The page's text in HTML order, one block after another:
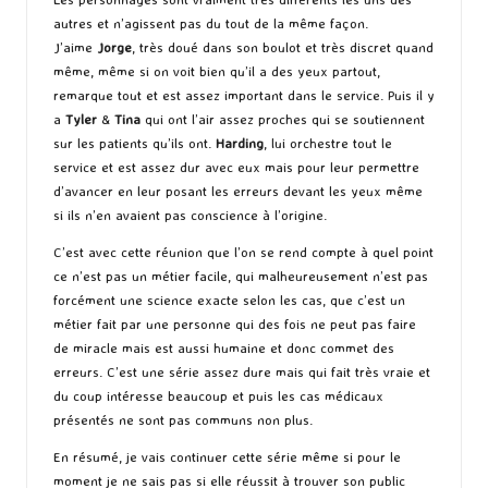
autres et n’agissent pas du tout de la même façon.
J’aime Jorge, très doué dans son boulot et très discret quand
même, même si on voit bien qu’il a des yeux partout,
remarque tout et est assez important dans le service. Puis il y
a Tyler & Tina qui ont l’air assez proches qui se soutiennent
sur les patients qu’ils ont. Harding, lui orchestre tout le
service et est assez dur avec eux mais pour leur permettre
d’avancer en leur posant les erreurs devant les yeux même
si ils n’en avaient pas conscience à l’origine.
C’est avec cette réunion que l’on se rend compte à quel point
ce n’est pas un métier facile, qui malheureusement n’est pas
forcément une science exacte selon les cas, que c’est un
métier fait par une personne qui des fois ne peut pas faire
de miracle mais est aussi humaine et donc commet des
erreurs. C’est une série assez dure mais qui fait très vraie et
du coup intéresse beaucoup et puis les cas médicaux
présentés ne sont pas communs non plus.
En résumé, je vais continuer cette série même si pour le
moment je ne sais pas si elle réussit à trouver son public